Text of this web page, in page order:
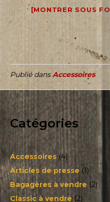
[MONTRER SOUS
Publié dansAccessoires
Catégories
Accessoires(4)
Articles de presse (1)
Bagagères à vendre (2)
Classic à vendre (2)